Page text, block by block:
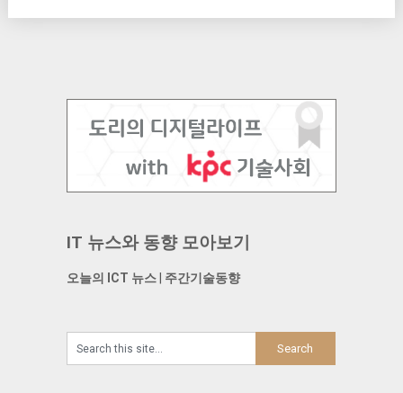
IT 뉴스와 동향 모아보기
오늘의 ICT 뉴스| 주간기술동향